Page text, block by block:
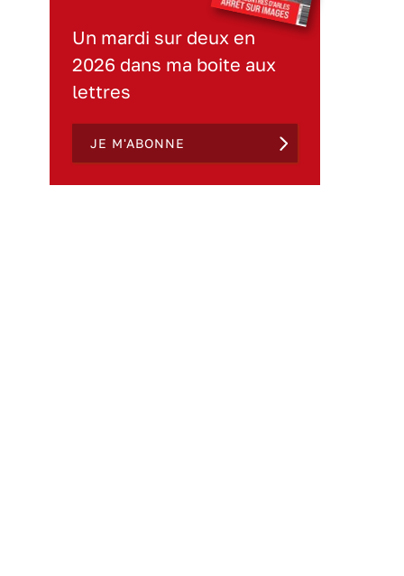
Un mardi sur deux en
2026 dans ma boite aux
lettres
JE M'ABONNE